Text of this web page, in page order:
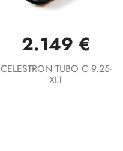
2.149 €
CELESTRON TUBO C 9.25-
XLT